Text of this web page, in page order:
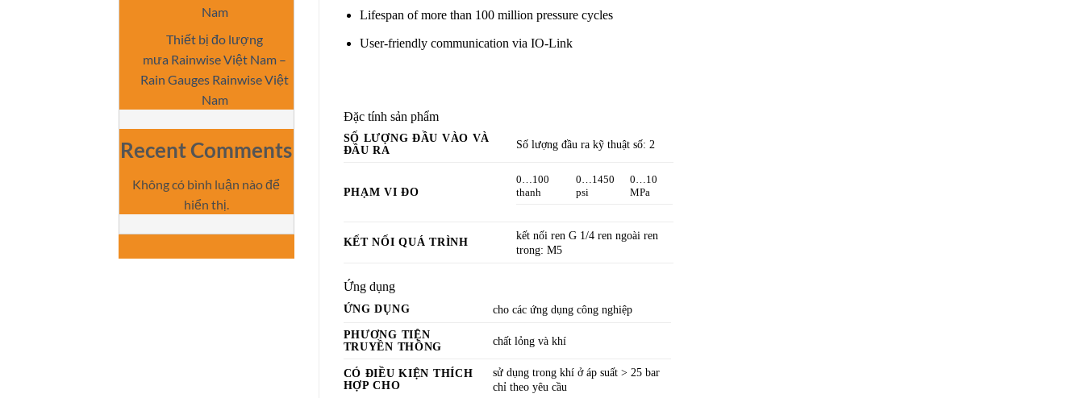
Nam
Thiết bị đo lượng
mưa Rainwise Việt Nam –
Rain Gauges Rainwise Việt
Nam
Recent Comments
Không có bình luận nào để
hiển thị.
Lifespan of more than 100 million pressure cycles
User-friendly communication via IO-Link
Đặc tính sản phẩm
SỐ LƯỢNG ĐẦU VÀO VÀ
ĐẦU RA
Số lượng đầu ra kỹ thuật số: 2
PHẠM VI ĐO
0…100
thanh
0…1450
psi
0…10
MPa
KẾT NỐI QUÁ TRÌNH
kết nối ren G 1/4 ren ngoài ren
trong: M5
Ứng dụng
ỨNG DỤNG
cho các ứng dụng công nghiệp
PHƯƠNG TIỆN
TRUYỀN THÔNG
chất lỏng và khí
CÓ ĐIỀU KIỆN THÍCH
HỢP CHO
sử dụng trong khí ở áp suất > 25 bar
chỉ theo yêu cầu